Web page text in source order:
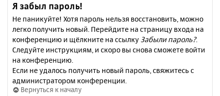
Я забыл пароль!
Не паникуйте! Хотя пароль нельзя восстановить, можно
легко получить новый. Перейдите на страницу входа на
конференцию и щёлкните на ссылку Забыли пароль?.
Следуйте инструкциям, и скоро вы снова сможете войти
на конференцию.
Если не удалось получить новый пароль, свяжитесь с
администратором конференции.
Вернуться к началу